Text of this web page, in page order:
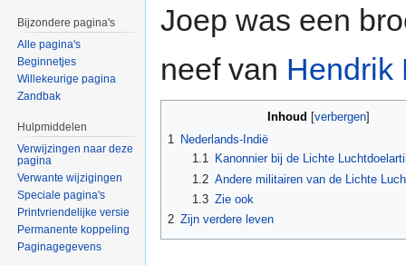
Joep was een
neef van Hendrik
Inhoud verbergen]
1 Nederlands-Indië
1.1
Kanonnier bij de Lichte
1.2 Andere militairen van de Lichte
1.3 Zie ook
2 Zijn verdere leven
Bijzondere pagina's
Alle pagina's
Beginnetjes
Willekeurige pagina
Zandbak
Hulpmiddelen
Verwijzingen naar deze
pagina
Verwante wijzigingen
Speciale pagina's
Printvriendelijke versie
Permanente koppeling
Paginagegevens